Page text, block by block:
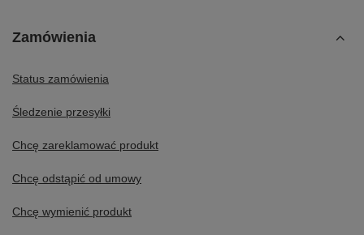
Zamówienia
Status zamówienia
Śledzenie przesyłki
Chcę zareklamować produkt
Chcę odstąpić od umowy
Chcę wymienić produkt